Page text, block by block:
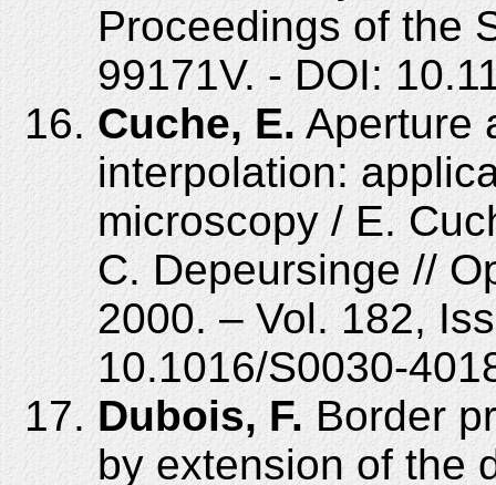
Proceedings of the
99171V. - DOI:
Cuche, E.Aperture
interpolation:
microscopy / E.
C. Depeursinge //
2000. – Vol. 182,
10.1016/S0030-
Dubois, F.Border
by extension of the